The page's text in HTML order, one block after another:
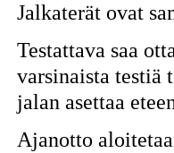
Jalkaterät ovat
Testattava saa
varsinaista testiä
jalan asettaa
Ajanotto